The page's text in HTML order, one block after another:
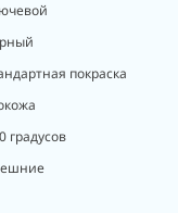
покраска
градусов